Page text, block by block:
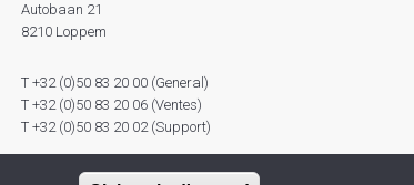
Autobaan 21
8210 Loppem
T +32 (0)50 83 20 00 (General)
T +32 (0)50 83 20 06 (Ventes)
T +32 (0)50 83 20 02 (Support)